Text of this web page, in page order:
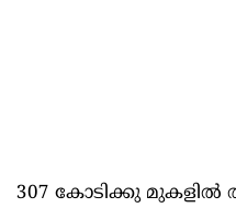
307 കോടിക്കു മുകളില്‍